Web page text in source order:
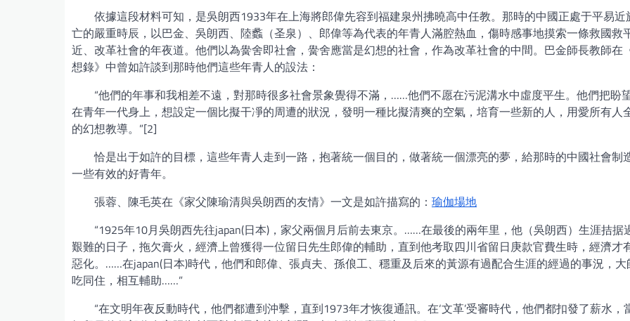
依據這段材料可知，是吳朗西1933年在上海將郎偉先容到福建泉州拂曉高中任教。那時的中國正處于平易近
亡的嚴重時辰，以巴金、吳朗西、陸蠡（圣泉）、郎偉等為代表的年青人滿腔熱血，傷時感事地摸索一條救國救
近、改革社會的年夜道。他們以為黌舍即社會，黌舍應當是幻想的社會，作為改革社會的中間。巴金師長教師在
想錄》中曾如許談到那時他們這些年青人的設法：
“他們的年事和我相差不遠，對那時很多社會景象覺得不滿，……他們不愿在污泥溝水中虛度平生。他們把盼
在青年一代身上，想設定一個比擬干凈的周遭的狀況，發明一種比擬清爽的空氣，培育一些新的人，用愛所有人
的幻想教導。”[2]
恰是出于如許的目標，這些年青人走到一路，抱著統一個目的，做著統一個漂亮的夢，給那時的中國社會制
一些有效的好青年。
張蓉、陳毛英在《家父陳瑜清與吳朗西的友情》一文是如許描寫的： 瑜伽場地
“1925年10月吳朗西先往japan(日本)，家父兩個月后前去東京。……在最後的兩年里，他（吳朗西）生涯拮据
艱難的日子，拖欠膏火，經濟上曾獲得一位留日先生郎偉的輔助，直到他考取四川省留日庚款官費生時，經濟才
惡化。……在japan(日本)時代，他們和郎偉、張貞夫、孫俍工、穩重及后來的黃源有過配合生涯的經過的事況，大
吃同住，相互輔助……”
“在文明年夜反動時代，他們都遭到沖擊，直到1973年才恢復通訊。在‘文革’受審時代，他們都扣發了薪水，